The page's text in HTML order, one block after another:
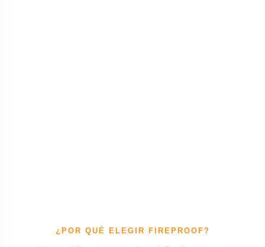
¿POR QUÉ ELEGIR FIREPROOF?